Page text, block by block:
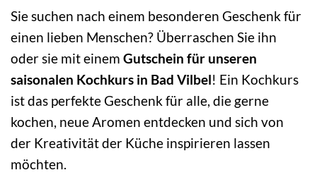
Sie suchen nach einem besonderen Geschenk für
einen lieben Menschen? Überraschen Sie ihn
oder sie mit einem Gutschein für unseren
saisonalen Kochkurs in Bad Vilbel! Ein Kochkurs
ist das perfekte Geschenk für alle, die gerne
kochen, neue Aromen entdecken und sich von
der Kreativität der Küche inspirieren lassen
möchten.